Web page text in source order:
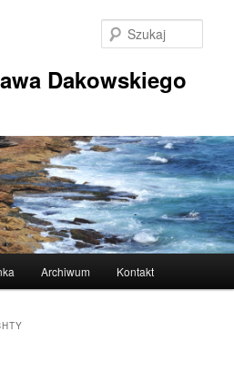
Dakowskiego
Archiwum Kontakt